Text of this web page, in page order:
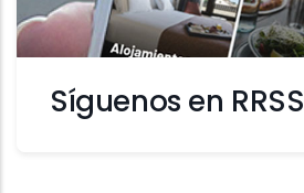
Síguenos en RRSS